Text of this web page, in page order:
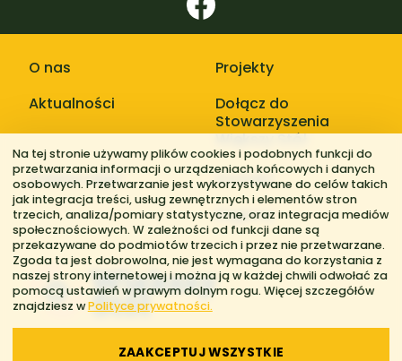
O nas
Aktualności
Projekty
Dołącz do
Stowarzyszenia
Większy Stół
Galerie zdjęć
Kontakt
Regiony
Na tej stronie używamy plików cookies i podobnych funkcji do
przetwarzania informacji o urządzeniach końcowych i danych
osobowych. Przetwarzanie jest wykorzystywane do celów takich
jak integracja treści, usług zewnętrznych i elementów stron
trzecich, analiza/pomiary statystyczne, oraz integracja mediów
społecznościowych. W zależności od funkcji dane są
przekazywane do podmiotów trzecich i przez nie przetwarzane.
Zgoda ta jest dobrowolna, nie jest wymagana do korzystania z
naszej strony internetowej i można ją w każdej chwili odwołać za
pomocą ustawień w prawym dolnym rogu. Więcej szczegółów
znajdziesz wPolityce prywatności.
ZAAKCEPTUJ WSZYSTKIE